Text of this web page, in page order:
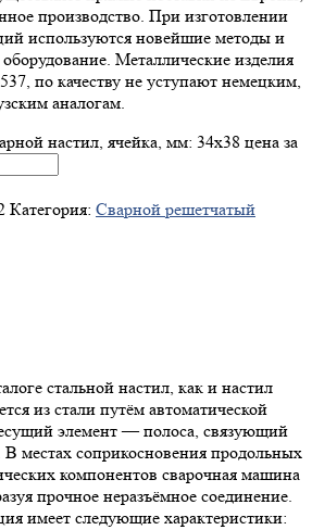
производство. При изготовлении
используются новейшие методы и
Металлические изделия
по качеству не уступают немецким,
аналогам.
настил, ячейка, мм: 34х38 цена за
Категория: Сварной решетчатый
стальной настил, как и настил
из стали путём автоматической
элемент — полоса, связующий
местах соприкосновения продольных
компонентов сварочная машина
прочное неразъёмное соединение.
имеет следующие характеристики: